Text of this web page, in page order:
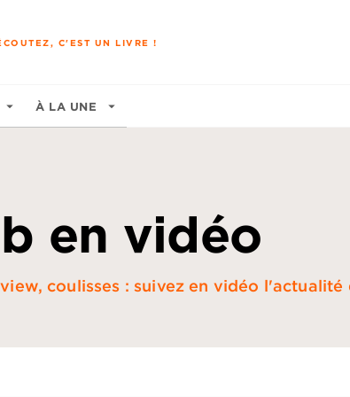
C'EST UN LIVRE !
arrow_drop_down À LA UNE arrow_drop_down
en vidéo
coulisses : suivez en vidéo l'actualité